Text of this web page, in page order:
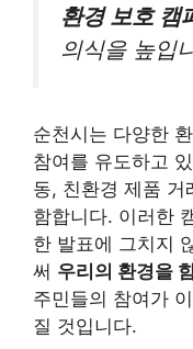
환경 보호 캠
의식을 높입
순천시는 다양한
참여를 유도하고
동, 친환경 제품 거
함합니다. 이러한
한 발표에 그치지
써 우리의 환경을
주민들의 참여가
질 것입니다.